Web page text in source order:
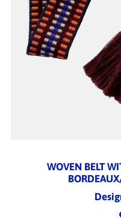
WOVEN BELT